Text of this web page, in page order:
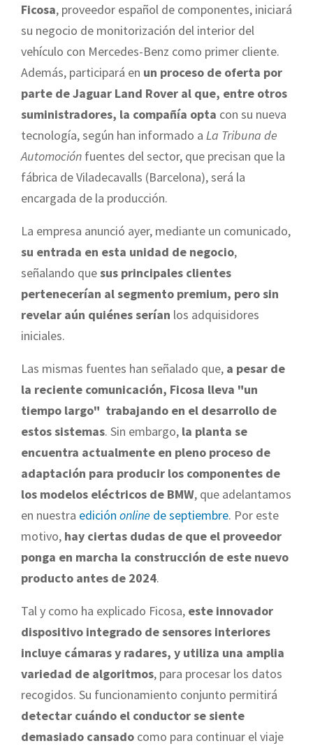
Ficosa, proveedor español de componentes, iniciará
su negocio de monitorización del interior del
vehículo con Mercedes-Benz como primer cliente.
Además, participará en un proceso de oferta por
parte de Jaguar Land Rover al que, entre otros
suministradores, la compañía opta con su nueva
tecnología, según han informado a La Tribuna de
Automoción fuentes del sector, que precisan que la
fábrica de Viladecavalls (Barcelona), será la
encargada de la producción.
La empresa anunció ayer, mediante un comunicado,
su entrada en esta unidad de negocio,
señalando quesus principales clientes
pertenecerían al segmento premium, pero sin
revelar aún quiénes serían los adquisidores
iniciales.
Las mismas fuentes han señalado que, a pesar de
la reciente comunicación, Ficosa lleva "un
tiempo largo" trabajando en el desarrollo de
estos sistemas. Sin embargo, la planta se
encuentra actualmente en pleno proceso de
adaptación para producir los componentes de
los modelos eléctricos de BMW, que adelantamos
en nuestra edición online de septiembre. Por este
motivo, hay ciertas dudas de que el proveedor
ponga en marcha la construcción de este nuevo
producto antes de 2024.
Tal y como ha explicado Ficosa, este innovador
dispositivo integrado de sensores interiores
incluye cámaras y radares, y utiliza una amplia
variedad de algoritmos, para procesar los datos
recogidos. Su funcionamiento conjunto permitirá
detectar cuándo el conductor se siente
demasiado cansado como para continuar el viaje